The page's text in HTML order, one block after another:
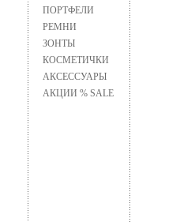
ПОРТФЕЛИ
РЕМНИ
ЗОНТЫ
КОСМЕТИЧКИ
АКСЕССУАРЫ
АКЦИИ % SALE